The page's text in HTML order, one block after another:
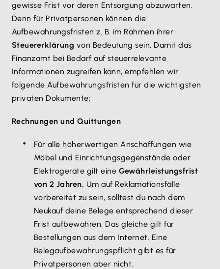
gewisse Frist vor deren Entsorgung abzuwarten.
Denn für Privatpersonen können die
Aufbewahrungsfristen z. B. im Rahmen ihrer
Steuererklärung von Bedeutung sein. Damit das
Finanzamt bei Bedarf auf steuerrelevante
Informationen zugreifen kann, empfehlen wir
folgende Aufbewahrungsfristen für die wichtigsten
privaten Dokumente:
Rechnungen und Quittungen
Für alle höherwertigen Anschaffungen wie
Möbel und Einrichtungsgegenstände oder
Elektrogeräte gilt eine Gewährleistungsfrist
von 2 Jahren. Um auf Reklamationsfälle
vorbereitet zu sein, solltest du nach dem
Neukauf deine Belege entsprechend dieser
Frist aufbewahren. Das gleiche gilt für
Bestellungen aus dem Internet. Eine
Belegaufbewahrungspflicht gibt es für
Privatpersonen aber nicht.